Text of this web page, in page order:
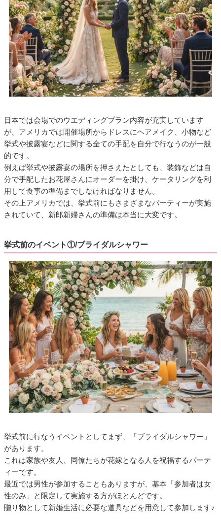
日本では会場でのウエディングプラン内容が充実しています
が、アメリカでは開催場所からドレスにヘアメイク、小物など
挙式や披露宴などに関する全ての手配を自分で行なうのが一般
的です。
例えば挙式や披露宴の場所を押さえたとしても、装飾などは自
分で手配したお花屋さんにオーダーを掛け、ケータリングを利
用して食事の準備までしなければなりません。
その上アメリカでは、挙式前にもさまざまなパーティーが実施
されていて、新郎新婦さんの準備は本当に大変です。
挙式前のイベント①/ブライダルシャワー
挙式前に行なうイベントとしてまず、「ブライダルシャワー」
があります。
これは家族や友人、同僚たちが花嫁となる人を祝福するパーテ
ィーです。
最近では男性が参加することもありますが、基本「参加者は女
性のみ」と限定して実施する方がほとんどです。
贈り物として新婚生活に必要な道具などを用意して参加します♪